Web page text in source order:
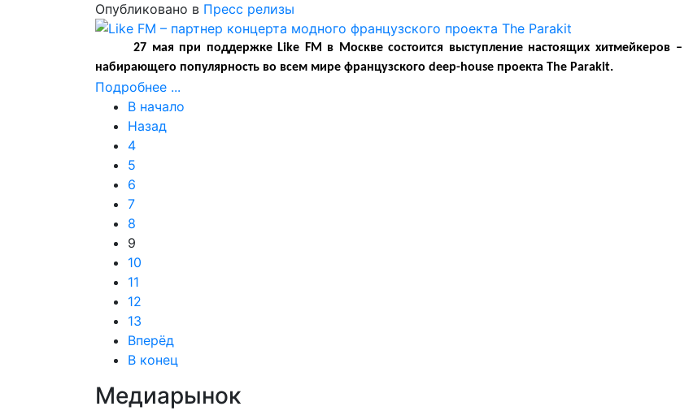
Опубликовано в Пресс релизы
27 мая при поддержке Like FM в Москве состоится выступление настоящих хитмейкеров –
набирающего популярность во всем мире французского deep-house проекта The Parakit.
Подробнее ...
В начало
Назад
4
5
6
7
8
9
10
11
12
13
Вперёд
В конец
Медиарынок